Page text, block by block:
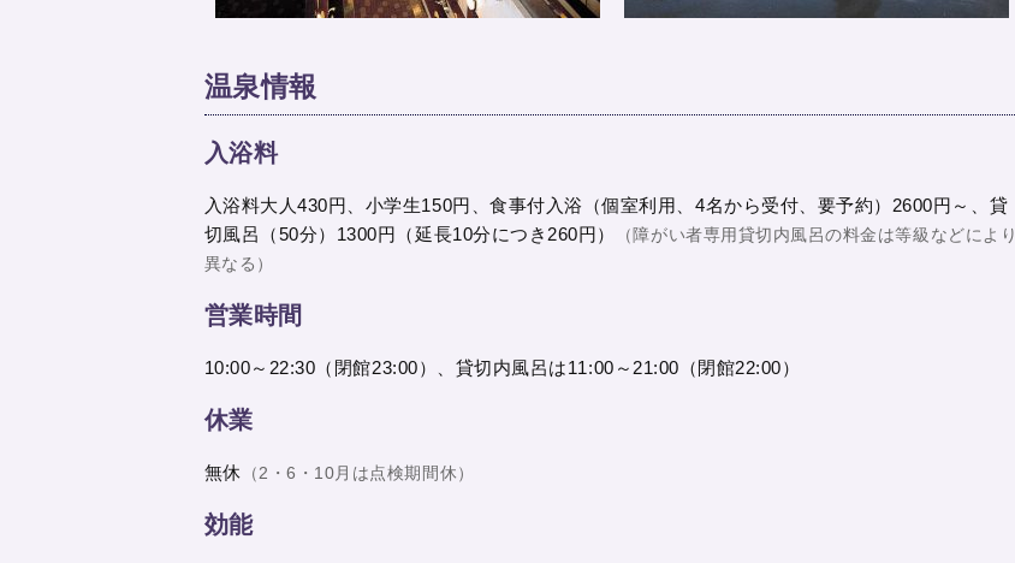
温泉情報
入浴料
入浴料大人430円、小学生150円、食事付入浴（個室利用、4名から受付、要予約）2600円～、貸
切風呂（50分）1300円（延長10分につき260円）
（障がい者専用貸切内風呂の料金は等級などにより
異なる）
営業時間
10:00～22:30（閉館23:00）、貸切内風呂は11:00～21:00（閉館22:00）
休業
無休 （2・6・10月は点検期間休）
効能